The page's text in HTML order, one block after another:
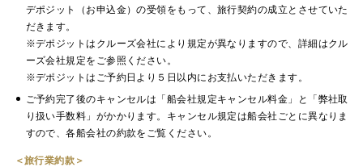
デポジット（お申込金）の受領をもって、旅行契約の成立とさせていた
だきます。
※デポジットはクルーズ会社により規定が異なりますので、詳細はクル
ーズ会社規定をご参照ください。
※デポジットはご予約日より５日以内にお支払いただきます。
ご予約完了後のキャンセルは「船会社規定キャンセル料金」と「弊社取
り扱い手数料」がかかります。キャンセル規定は船会社ごとに異なりま
すので、各船会社の約款をご覧ください。
＜旅行業約款＞